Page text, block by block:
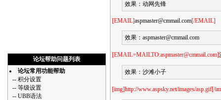
论坛帮助问题列表
论坛常用功能帮助
-- 积分设置
-- 等级设置
-- UBB语法
效果： 动网先锋
[EMAIL]aspmaster@cmmail.com[/EMAIL]
效果： aspmaster@cmmail.com
[EMAIL=MAILTO:aspmaster@cmmail.com]
效果： 沙滩小子
[img]http://www.aspsky.net/images/asp.gif[/